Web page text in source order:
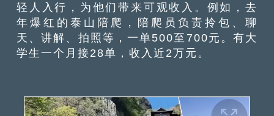
轻人入行，为他们带来可观收入。例如，去
年爆红的泰山陪爬，陪爬员负责拎包、聊
天、讲解、拍照等，一单500至700元。有大
学生一个月接28单，收入近2万元。